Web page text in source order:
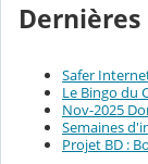
Safer
Le Bingo du
Nov-2025
Semaines
Projet BD :